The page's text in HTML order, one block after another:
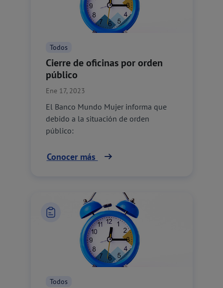
Todos
Cierre de oficinas por orden
público
Ene 17, 2023
El Banco Mundo Mujer informa que
debido a la situación de orden
público:
Conocer más
Todos